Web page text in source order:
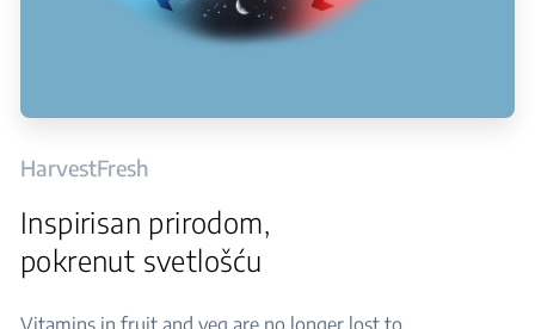
HarvestFresh
Inspirisan prirodom,
pokrenut svetlošću
Vitamins in fruit and veg are no longer lost to